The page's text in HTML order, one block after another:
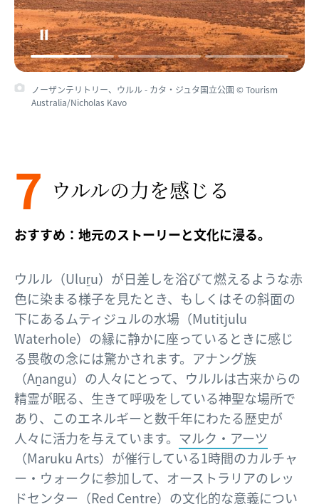
ノーザンテリトリー、ウルル - カタ・ジュタ国立公園 © Tourism
Australia/Nicholas Kavo
7 ウルルの​力を​感じる​
おすすめ：地元のストーリーと文化に浸る。
ウルル（Uluṟu）が日差しを浴びて燃えるような赤
色に染まる様子を見たとき、もしくはその斜面の
下にあるムティジュルの水場（Mutitjulu
Waterhole）の縁に静かに座っているときに感じ
る畏敬の念には驚かされます。アナング族
（Aṉangu）の人々にとって、ウルルは古来からの
精霊が眠る、生きて呼吸をしている神聖な場所で
あり、このエネルギーと数千年にわたる歴史が
人々に活力を与えています。 マルク・アーツ
（Maruku Arts）が催行している1時間のカルチャ
ー・ウォークに参加して、オーストラリアのレッ
ドセンター（Red Centre）の文化的な意義につい